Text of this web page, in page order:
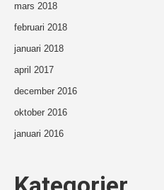
mars 2018
februari 2018
januari 2018
april 2017
december 2016
oktober 2016
januari 2016